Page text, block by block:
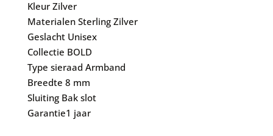
Kleur Zilver
Materialen Sterling Zilver
Geslacht Unisex
Collectie BOLD
Type sieraad Armband
Breedte 8 mm
Sluiting Bak slot
Garantie1 jaar